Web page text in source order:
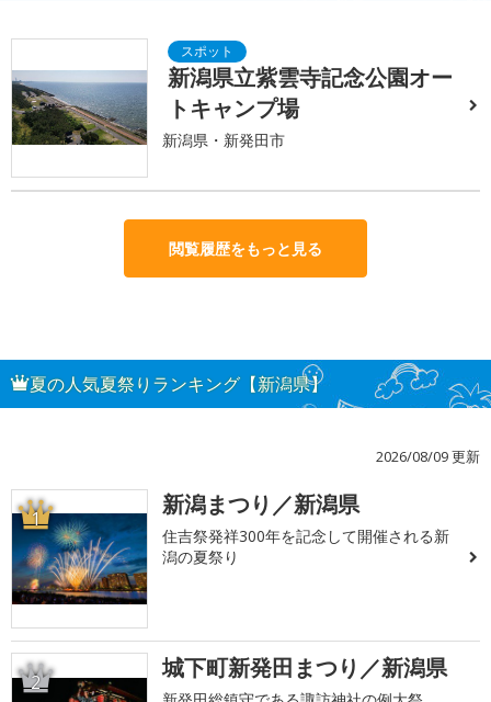
新潟県立紫雲寺記念公園オー
トキャンプ場
新潟県・新発田市
閲覧履歴をもっと見る
夏の人気夏祭りランキング【新潟県】
2026/08/09 更新
1 新潟まつり／新潟県
住吉祭発祥300年を記念して開催される新
潟の夏祭り
2 城下町新発田まつり／新潟県